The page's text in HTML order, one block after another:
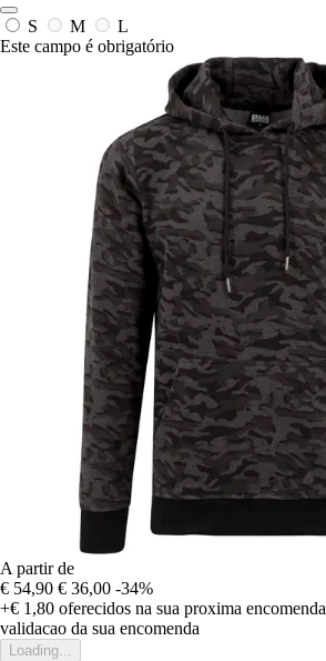
S M
L
Este campo é obrigatório
A partir de
€ 54,90 € 36,00 -34%
+€ 1,80 oferecidos na sua proxima encomenda
validacao da sua encomenda
Loading...